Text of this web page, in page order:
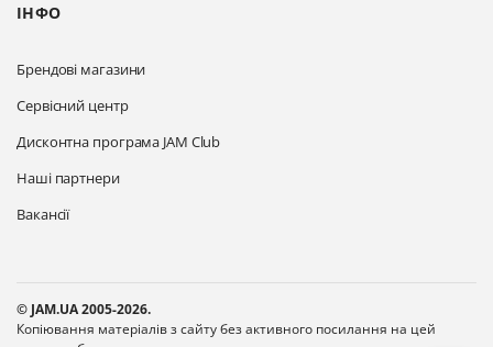
ІНФО
Брендові магазини
Сервісний центр
Дисконтна програма JAM Club
Наші партнери
Вакансії
© JAM.UA 2005-2026.
Копіювання матеріалів з сайту без активного посилання на цей